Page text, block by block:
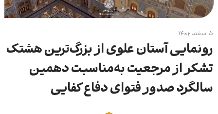
۵ اسفند ۱۴۰۲
رونمایی آستان علوی از بزرگ‌ترین هشتک
تشکر از مرجعیت به‌مناسبت دهمین
سالگرد صدور فتوای دفاع کفایی